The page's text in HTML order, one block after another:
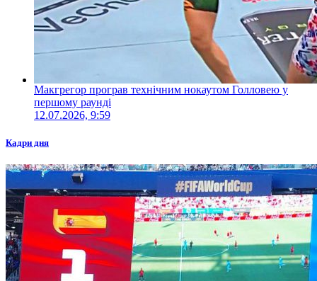
Макгрегор програв технічним нокаутом Голловею у
першому раунді
12.07.2026, 9:59
Кадри дня